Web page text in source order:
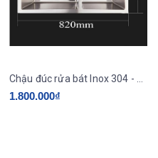
Chậu đúc rửa bát Inox 304 - KT8245
1.800.000₫